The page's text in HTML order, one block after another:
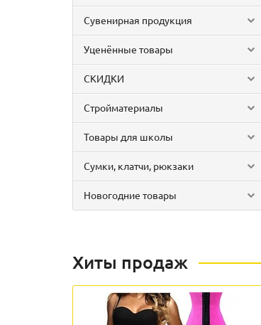
Сувенирная продукция
Уценённые товары
СКИДКИ
Стройматериалы
Товары для школы
Сумки, клатчи, рюкзаки
Новогодние товары
Хиты продаж